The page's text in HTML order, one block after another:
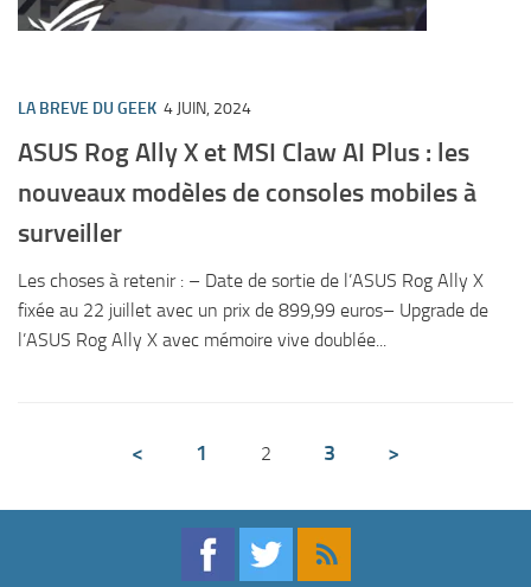
LA BREVE DU GEEK 4 JUIN, 2024
ASUS Rog Ally X et MSI Claw AI Plus : les
nouveaux modèles de consoles mobiles à
surveiller
Les choses à retenir : – Date de sortie de l’ASUS Rog Ally X
fixée au 22 juillet avec un prix de 899,99 euros– Upgrade de
l’ASUS Rog Ally X avec mémoire vive doublée...
< 1 2 3 >